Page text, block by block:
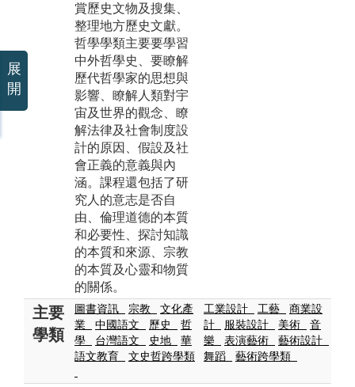
賞歷史文物及搜集、
整理地方歷史文獻。
哲學學類主要要學習
中外哲學史、要瞭解
歷代哲學家的思想與
影響、瞭解人類對宇
宙及世界的觀念、瞭
解法律及社會制度設
計的原因、假設及社
會正義的意義與內
涵。課程還包括了研
究人的意志是否自
由、倫理道德的本質
和必要性、探討知識
的本質和來源、宗教
的本質及心靈和物質
的關係。
主要
學類
圖書資訊 宗教
文化產
業
中國語文 歷史
哲
學
台灣語文 史地
華
語文教育
文史哲跨學類
工業設計 工藝
商業設
計
服裝設計 美術
音
樂
表演藝術
藝術設計
舞蹈
藝術跨學類
展
開